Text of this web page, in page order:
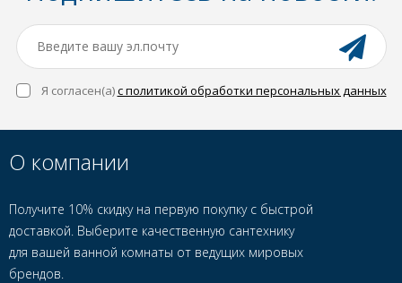
Я согласен(a)с политикой обработки персональных данных
О компании
Получите 10% скидку на первую покупку с быстрой
доставкой. Выберите качественную сантехнику
для вашей ванной комнаты от ведущих мировых
брендов.